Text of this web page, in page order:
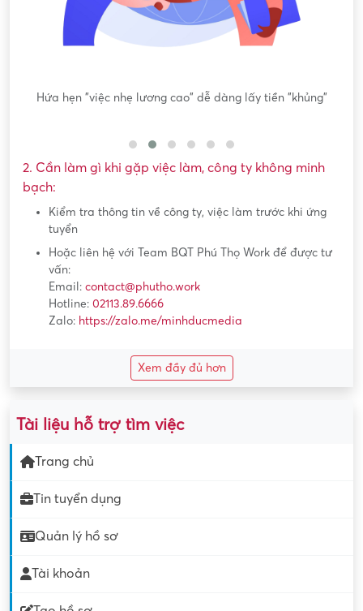
Hứa hẹn "việc nhẹ lương cao" dễ dàng lấy tiền "khủng"
2. Cần làm gì khi gặp việc làm, công ty không minh
bạch:
Kiểm tra thông tin về công ty, việc làm trước khi ứng
tuyển
Hoặc liên hệ với Team BQT Phú Thọ Work để được tư
vấn:
Email: contact@phutho.work
Hotline: 02113.89.6666
Zalo: https://zalo.me/minhducmedia
Xem đầy đủ hơn
Tài liệu hỗ trợ tìm việc
Trang chủ
Tin tuyển dụng
Quản lý hồ sơ
Tài khoản